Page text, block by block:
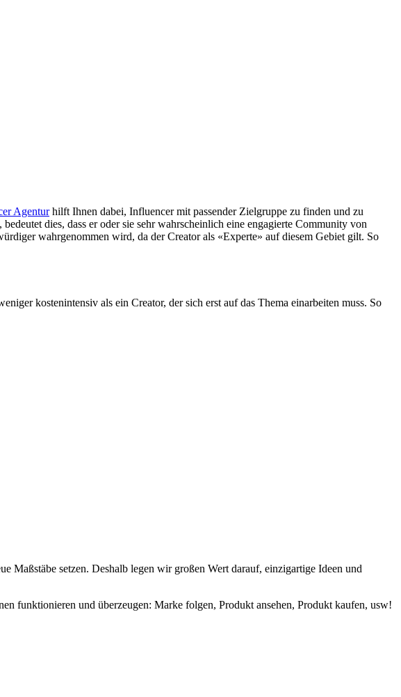
Agenturhilft Ihnen dabei, Influencer mit passender Zielgruppe zu finden und zu
dies, dass er oder sie sehr wahrscheinlich eine engagierte Community von
wahrgenommen wird, da der Creator als «Experte» auf diesem Gebiet gilt. So
kostenintensiv als ein Creator, der sich erst auf das Thema einarbeiten muss. So
Maßstäbe setzen. Deshalb legen wir großen Wert darauf, einzigartige Ideen und
funktionieren und überzeugen: Marke folgen, Produkt ansehen, Produkt kaufen, usw!